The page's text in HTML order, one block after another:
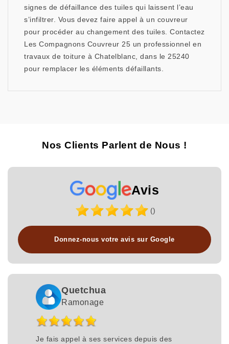
signes de défaillance des tuiles qui laissent l’eau
s’infiltrer. Vous devez faire appel à un couvreur
pour procéder au changement des tuiles. Contactez
Les Compagnons Couvreur 25 un professionnel en
travaux de toiture à Chatelblanc, dans le 25240
pour remplacer les éléments défaillants.
Nos Clients Parlent de Nous !
Avis
()
Donnez-nous votre avis sur Google
Quetchua
Ramonage
Je fais appel à ses services depuis des